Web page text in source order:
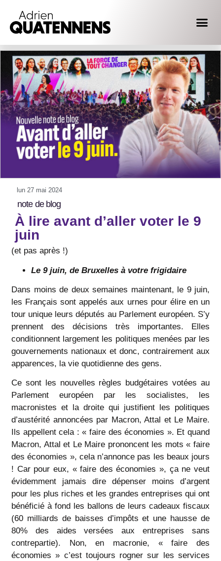
lun 27 mai 2024
note de blog
À lire avant d’aller voter le 9
juin
(et pas après !)
Le 9 juin, de Bruxelles à votre frigidaire
Dans moins de deux semaines maintenant, le 9 juin,
les Français sont appelés aux urnes pour élire en un
tour unique leurs députés au Parlement européen. S’y
prennent des décisions très importantes. Elles
conditionnent largement les politiques menées par les
gouvernements nationaux et donc, contrairement aux
apparences, la vie quotidienne des gens.
Ce sont les nouvelles règles budgétaires votées au
Parlement européen par les socialistes, les
macronistes et la droite qui justifient les politiques
d’austérité annoncées par Macron, Attal et Le Maire.
Ils appellent cela : « faire des économies ». Et quand
Macron, Attal et Le Maire prononcent les mots « faire
des économies », cela n’annonce pas les beaux jours
! Car pour eux, « faire des économies », ça ne veut
évidemment jamais dire dépenser moins d’argent
pour les plus riches et les grandes entreprises qui ont
bénéficié à fond les ballons de leurs cadeaux fiscaux
(60 milliards de baisses d’impôts et une hausse de
80% des aides versées aux entreprises sans
contrepartie). Non, en macronie, « faire des
économies » c’est toujours rogner sur les services